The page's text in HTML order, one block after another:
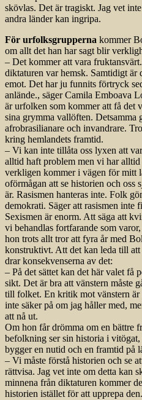
skövlas. Det är tragiskt. Jag vet
andra länder kan ingripa.
För urfolksgrupperna kommer
om allt det han har sagt blir
– Det kommer att vara
diktaturen var hemsk. Samtidigt är
emot. Det har ju funnits förtryck
anlände., säger Camila Emboava
är urfolken som kommer att få det
sina grymma vallöften. Detsamma
afrobrasilianare och invandrare.
kring hemlandets framtid.
– Vi kan inte tillåta oss lyxen att
alltid haft problem men vi har
verkligen kommer i vägen för mitt
oförmågan att se historien och
är. Rasismen hanteras inte. Folk
demokrati. Säger att rasismen inte
Sexismen är enorm. Att säga att
vi behandlas fortfarande som
hon trots allt tror att fyra år med
konstruktivt. Att det kan leda till
drar konsekvenserna av det:
– På det sättet kan det här valet få
sikt. Det är bra att vänstern måste
till folket. En kritik mot vänstern är
inte säker på om jag håller med,
att nå ut.
Om hon får drömma om en bättre
befolkning ser sin historia i
bygger en nutid och en framtid på
– Vi måste förstå historien och se
rättvisa. Jag vet inte om detta kan
minnena från diktaturen kommer
historien istället för att upprepa den.